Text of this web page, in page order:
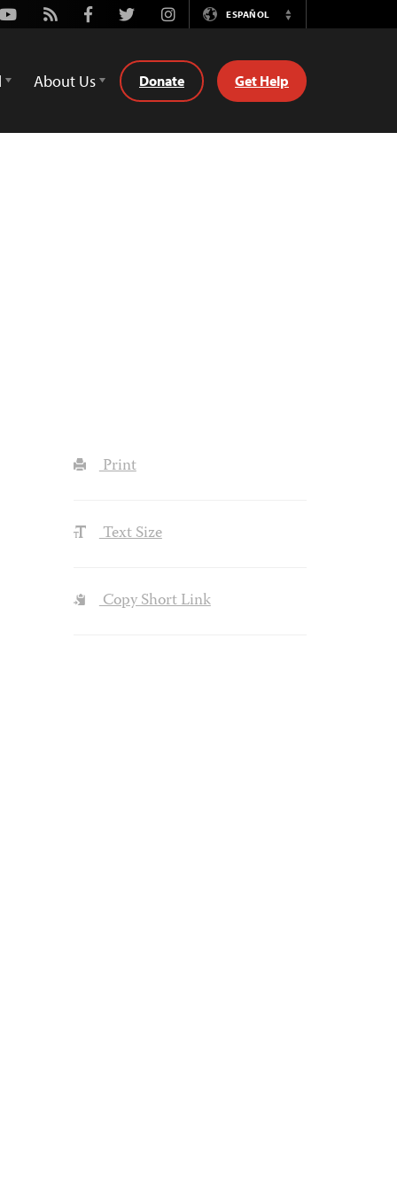
Youtube
Rss FacebookTwitterInstagramESPAÑOL
Switch
About Us Donate Get Help
Print
Text Size
Copy Short Link